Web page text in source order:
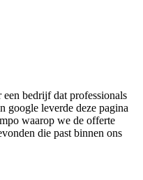
bedrijf dat professionals
google leverde deze pagina
waarop we de offerte
die past binnen ons